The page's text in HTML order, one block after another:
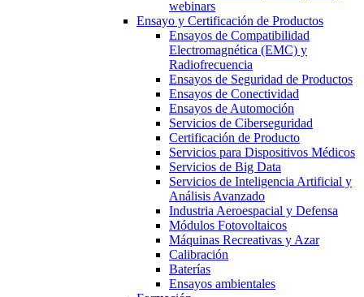
webinars
Ensayo y Certificación de Productos
Ensayos de Compatibilidad
Electromagnética (EMC) y
Radiofrecuencia
Ensayos de Seguridad de Productos
Ensayos de Conectividad
Ensayos de Automoción
Servicios de Ciberseguridad
Certificación de Producto
Servicios para Dispositivos Médicos
Servicios de Big Data
Servicios de Inteligencia Artificial y
Análisis Avanzado
Industria Aeroespacial y Defensa
Módulos Fotovoltaicos
Máquinas Recreativas y Azar
Calibración
Baterías
Ensayos ambientales